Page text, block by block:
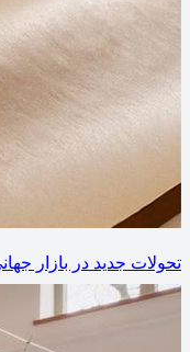
تحولات جدید در بازار